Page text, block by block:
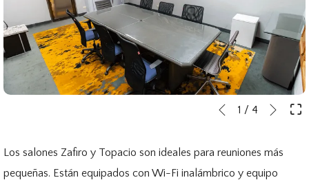
Botones
control
de
Al
clic
en
Anterior
1 / 4
Los salones Zafiro y Topacio son ideales para reuniones más
pequeñas. Están equipados con Wi-Fi inalámbrico y equipo